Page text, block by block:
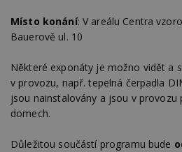
Místo konání: V areálu Centra
Bauerově ul. 10
Některé exponáty je možno vidět a
v provozu, např. tepelná čerpadla
jsou nainstalovány a jsou v provozu
domech.
Důležitou součástí programu bude